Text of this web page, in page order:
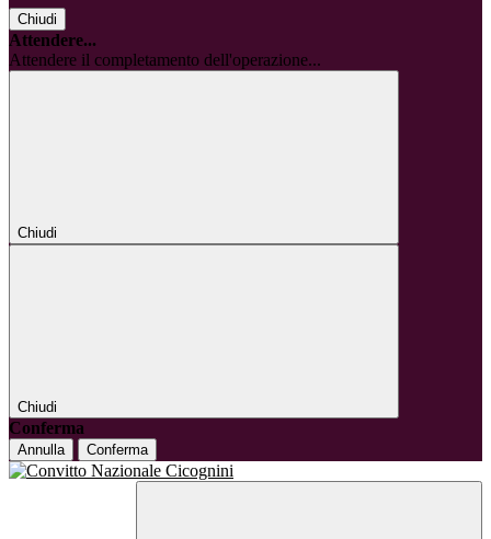
Chiudi
Attendere...
Attendere il completamento dell'operazione...
Chiudi
Chiudi
Conferma
Annulla Conferma